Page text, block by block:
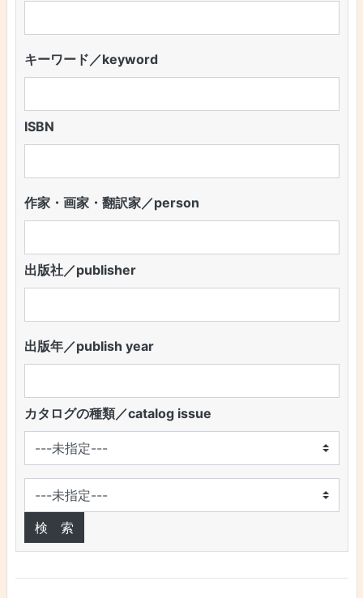
キーワード／keyword
ISBN
作家・画家・翻訳家／person
出版社／publisher
出版年／publish year
カタログの種類／catalog issue